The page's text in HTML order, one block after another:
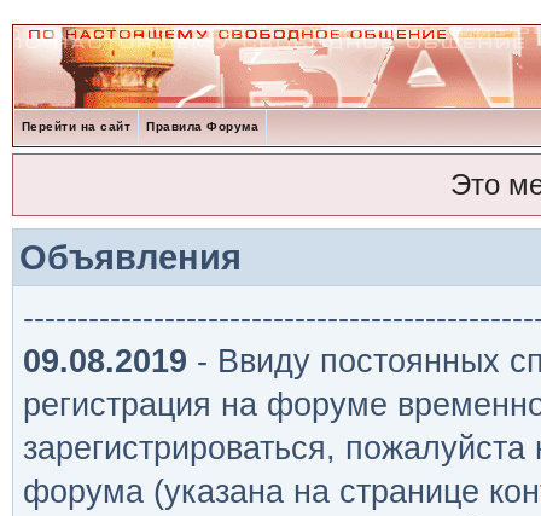
Перейти на сайт Правила Форума
Это
Объявления
09.08.2019 - Ввиду постоянных
регистрация на форуме
зарегистрироваться,
форума (указана на странице